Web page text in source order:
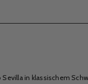
in klassischem